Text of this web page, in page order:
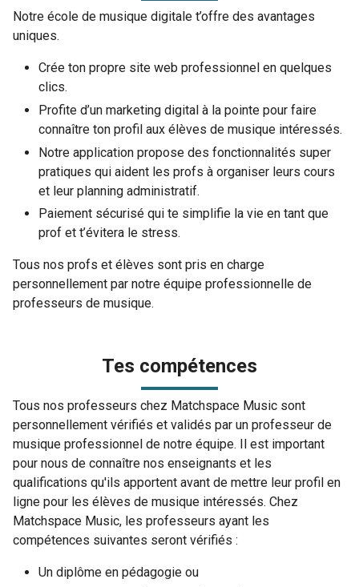
Notre école de musique digitale t’offre des avantages
uniques.
Crée ton propre site web professionnel en quelques
clics.
Profite d’un marketing digital à la pointe pour faire
connaître ton profil aux élèves de musique intéressés.
Notre application propose des fonctionnalités super
pratiques qui aident les profs à organiser leurs cours
et leur planning administratif.
Paiement sécurisé qui te simplifie la vie en tant que
prof et t’évitera le stress.
Tous nos profs et élèves sont pris en charge
personnellement par notre équipe professionnelle de
professeurs de musique.
Tes compétences
Tous nos professeurs chez Matchspace Music sont
personnellement vérifiés et validés par un professeur de
musique professionnel de notre équipe. Il est important
pour nous de connaître nos enseignants et les
qualifications qu'ils apportent avant de mettre leur profil en
ligne pour les élèves de musique intéressés. Chez
Matchspace Music, les professeurs ayant les
compétences suivantes seront vérifiés :
Un diplôme en pédagogie ou